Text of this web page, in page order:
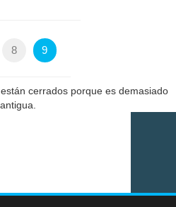
8 9
cerrados porque es demasiado
antigua.